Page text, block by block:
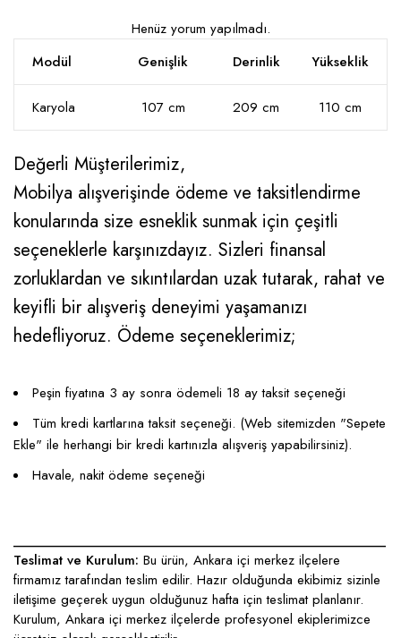
Henüz yorum yapılmadı.
Modül
Genişlik Derinlik Yükseklik
Karyola 107 cm 209 cm 110 cm
Değerli Müşterilerimiz,
Mobilya alışverişinde ödeme ve taksitlendirme
konularında size esneklik sunmak için çeşitli
seçeneklerle karşınızdayız. Sizleri finansal
zorluklardan ve sıkıntılardan uzak tutarak, rahat ve
keyifli bir alışveriş deneyimi yaşamanızı
hedefliyoruz. Ödeme seçeneklerimiz;
Peşin fiyatına 3 ay sonra ödemeli 18 ay taksit seçeneği
Tüm kredi kartlarına taksit seçeneği. (Web sitemizden "Sepete
Ekle" ile herhangi bir kredi kartınızla alışveriş yapabilirsiniz).
Havale, nakit ödeme seçeneği
____________________________________________________
Teslimat ve Kurulum: Bu ürün, Ankara içi merkez ilçelere
firmamız tarafından teslim edilir. Hazır olduğunda ekibimiz sizinle
iletişime geçerek uygun olduğunuz hafta için teslimat planlanır.
Kurulum, Ankara içi merkez ilçelerde profesyonel ekiplerimizce